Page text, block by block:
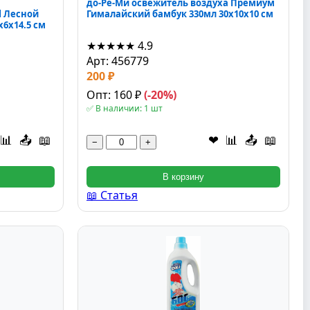
Лесной
см
📊 📤 📖
до-Ре-Ми освежитель воздуха Премиум
Гималайский бамбук 330мл 30x10x10 см
★★★★★ 4.9
Арт: 456779
200 ₽
Опт: 160 ₽(-20%)
✅ В наличии: 1 шт
− + ❤ 📊 📤 📖
В корзину
📖 Статья